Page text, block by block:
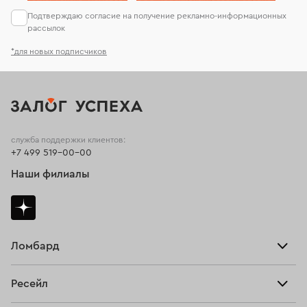
*для новых подписчиков
Подтверждаю согласие на получение рекламно-информационных
рассылок
Ломбард
Ресейл
служба поддержки клиентов:
+7 499 519-00-00
Наши филиалы